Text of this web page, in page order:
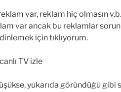
var, reklam hiç olmasın
var ancak bu reklamlar
için tıklıyorum.
yukarıda göründüğü gibi